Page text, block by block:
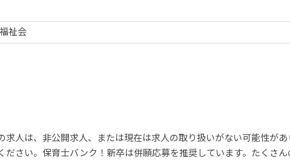
祉会
人は、非公開求人、または現在は求人の取り扱いがない可能性が
さい。保育士バンク！新卒は併願応募を推奨しています。たくさ